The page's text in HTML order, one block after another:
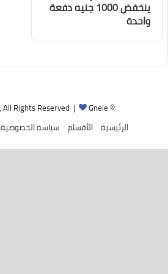
ينخفض 1000 جنيه دفعة
واحدة
© Copyright 2026, All Rights Reserved |
Gneie
الرئيسية الأقسام سياسة الخصوصية